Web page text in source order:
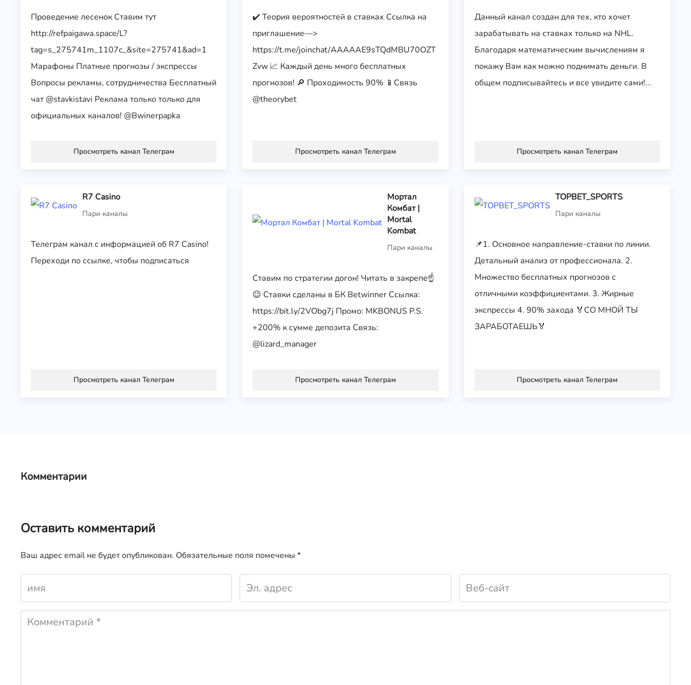
Проведение лесенок Ставим тут
http://refpaigawa.space/L?
tag=s_275741m_1107c_&site=275741&ad=1
Марафоны Платные прогнозы / экспрессы
Вопросы рекламы, сотрудничества Бесплатный
чат @stavkistavi Реклама только только для
официальных каналов! @Bwinerpapka
Просмотреть канал Телеграм
✔️ Теория вероятностей в ставках Ссылка на
приглашение—>
https://t.me/joinchat/AAAAAE9sTQdMBU70OZT
Zvw 📈 Каждый день много бесплатных
прогнозов! 🔎 Проходимость 90% 📱Связь
@theorybet
Просмотреть канал Телеграм
Данный канал создан для тех, кто хочет
зарабатывать на ставках только на NHL.
Благодаря математическим вычислениям я
покажу Вам как можно поднимать деньги. В
общем подписывайтесь и все увидите сами!...
Просмотреть канал Телеграм
R7 Casino
Пари каналы
Телеграм канал с информацией об R7 Casino!
Переходи по ссылке, чтобы подписаться
Просмотреть канал Телеграм
Мортал
Комбат |
Mortal
Kombat
Пари каналы
Ставим по стратегии догон! Читать в закрепе☝️
😉 Ставки сделаны в БК Betwinner Ссылка:
https://bit.ly/2VObg7j Промо: MKBONUS P.S.
+200% к сумме депозита Связь:
@lizard_manager
Просмотреть канал Телеграм
TOPBET_SPORTS
Пари каналы
📌1. Основное направление-ставки по линии.
Детальный анализ от профессионала. 2.
Множество бесплатных прогнозов с
отличными коэффициентами. 3. Жирные
экспрессы 4. 90% захода 🏅СО МНОЙ ТЫ
ЗАРАБОТАЕШЬ🏅
Просмотреть канал Телеграм
Комментарии
Оставить комментарий
Ваш адрес email не будет опубликован. Обязательные поля помечены *